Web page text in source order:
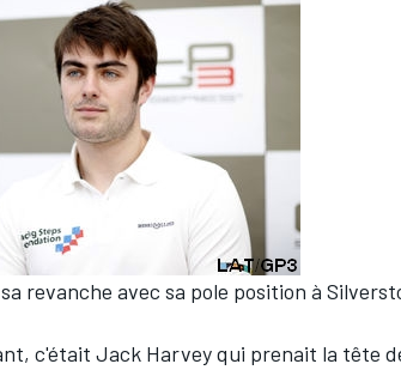
revanche avec sa pole position à
c'était Jack Harvey qui prenait la tête